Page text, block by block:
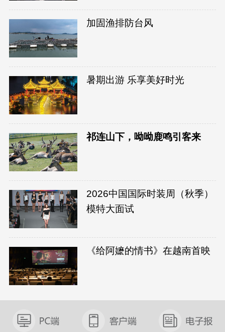
加固渔排防台风
暑期出游 乐享美好时光
祁连山下，呦呦鹿鸣引客来
2026中国国际时装周（秋季）
模特大面试
《给阿嬷的情书》在越南首映